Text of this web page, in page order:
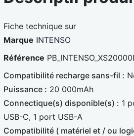
s
l
e
u
e
c
a
d
Fiche technique sur
Marque INTENSO
Référence
Compatibilité recharge sans-fil :
Puissance : 20 000mAh
Connectique(s) disponible(s) : 1
USB-C, 1 port USB-A
Compatibilité ( matériel et / ou